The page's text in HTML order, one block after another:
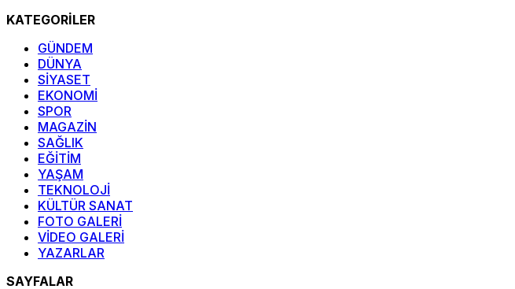
KATEGORİLER
GÜNDEM
DÜNYA
SİYASET
EKONOMİ
SPOR
MAGAZİN
SAĞLIK
EĞİTİM
YAŞAM
TEKNOLOJİ
KÜLTÜR SANAT
FOTO GALERİ
VİDEO GALERİ
YAZARLAR
SAYFALAR